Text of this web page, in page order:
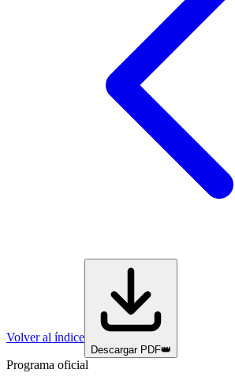
Volver al índice
Descargar PDF👑
Programa oficial